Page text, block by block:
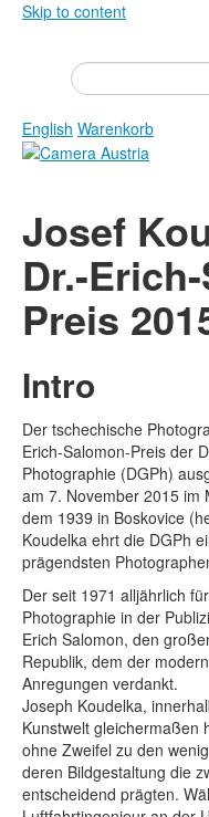
Skip to content
Presse
Veranstaltungen
Newsletter
Über uns
Ausschreibungen
Shop
Mediadaten
English Warenkorb
Zeitschrift
Ausstellungen
Bücher
Bibliothek
Camera Austria Preis
Fotoarchiv Pierre
Rechtliche
Josef
Dr.-
Preis
Intro
Der tschechische
Erich-Salomon-Preis der
Photographie (DGPh)
am 7. November 2015 im
dem 1939 in Boskovice
Koudelka ehrt die DGPh
prägendsten
Der seit 1971 alljährlich
Photographie in der
Erich Salomon, den
Republik, dem der
Anregungen verdankt.
Joseph Koudelka,
Kunstwelt gleichermaßen
ohne Zweifel zu den
deren Bildgestaltung die
entscheidend prägten.